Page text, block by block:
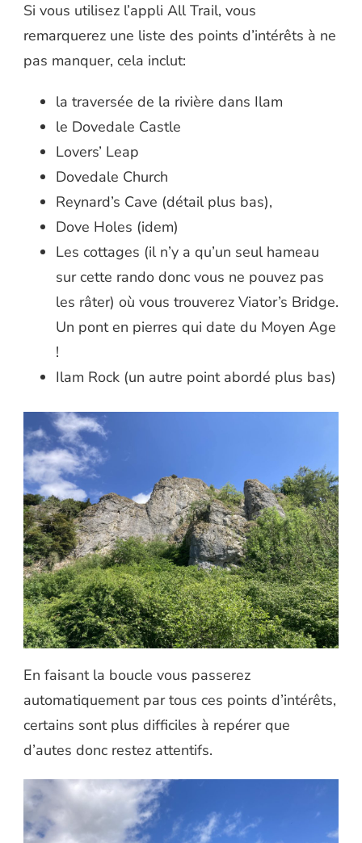
Si vous utilisez l’appli All Trail, vous
remarquerez une liste des points d’intérêts à ne
pas manquer, cela inclut:
la traversée de la rivière dans Ilam
le Dovedale Castle
Lovers’ Leap
Dovedale Church
Reynard’s Cave (détail plus bas),
Dove Holes (idem)
Les cottages (il n’y a qu’un seul hameau
sur cette rando donc vous ne pouvez pas
les râter) où vous trouverez Viator’s Bridge.
Un pont en pierres qui date du Moyen Age
!
Ilam Rock (un autre point abordé plus bas)
En faisant la boucle vous passerez
automatiquement par tous ces points d’intérêts,
certains sont plus difficiles à repérer que
d’autes donc restez attentifs.